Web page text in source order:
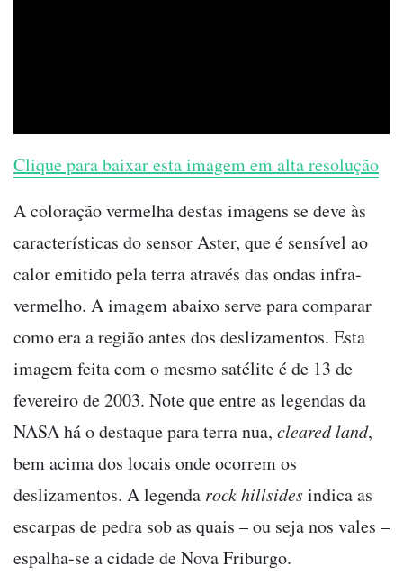
Clique para baixar esta imagem em alta resolução
A coloração vermelha destas imagens se deve às
características do sensor Aster, que é sensível ao
calor emitido pela terra através das ondas infra-
vermelho. A imagem abaixo serve para comparar
como era a região antes dos deslizamentos. Esta
imagem feita com o mesmo satélite é de 13 de
fevereiro de 2003. Note que entre as legendas da
NASA há o destaque para terra nua, cleared land,
bem acima dos locais onde ocorrem os
deslizamentos. A legenda rock hillsidesindica as
escarpas de pedra sob as quais – ou seja nos vales –
espalha-se a cidade de Nova Friburgo.